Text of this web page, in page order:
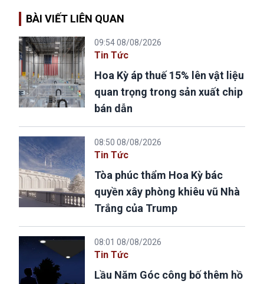
BÀI VIẾT LIÊN QUAN
09:54 08/08/2026
Tin Tức
Hoa Kỳ áp thuế 15% lên vật liệu
quan trọng trong sản xuất chip
bán dẫn
08:50 08/08/2026
Tin Tức
Tòa phúc thẩm Hoa Kỳ bác
quyền xây phòng khiêu vũ Nhà
Trắng của Trump
08:01 08/08/2026
Tin Tức
Lầu Năm Góc công bố thêm hồ